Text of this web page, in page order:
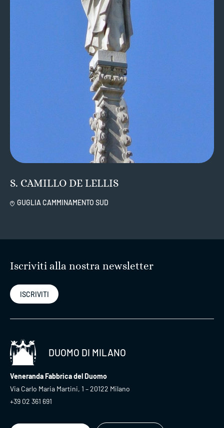
S. CAMILLO DE LELLIS
GUGLIA CAMMINAMENTO SUD
Iscriviti alla nostra newsletter
ISCRIVITI
DUOMO DI MILANO
Veneranda Fabbrica del Duomo
Via Carlo Maria Martini, 1 – 20122 Milano
+39 02 361 691